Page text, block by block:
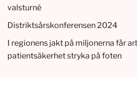
valsturné
Distriktsårskonferensen 2024
I regionens jakt på miljonerna får
patientsäkerhet stryka på foten